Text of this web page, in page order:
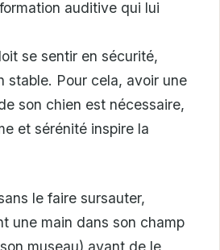
auditive qui lui
se sentir en sécurité,
stable. Pour cela, avoir une
son chien est nécessaire,
et sérénité inspire la
le faire sursauter,
une main dans son champ
museau) avant de le